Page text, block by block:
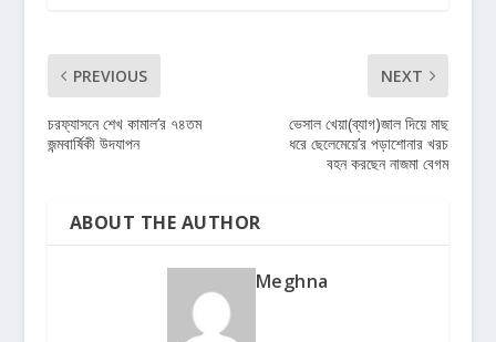
PREVIOUS
চরফ্যাসনে শেখ কামাল’র ৭৪তম
জন্মবার্ষিকী উদযাপন
NEXT
ভেসাল খেয়া(ব্যাগ)জাল দিয়ে মাছ
ধরে ছেলেমেয়ে’র পড়াশোনার খরচ
বহন করছেন নাজমা বেগম
ABOUT THE AUTHOR
Meghna